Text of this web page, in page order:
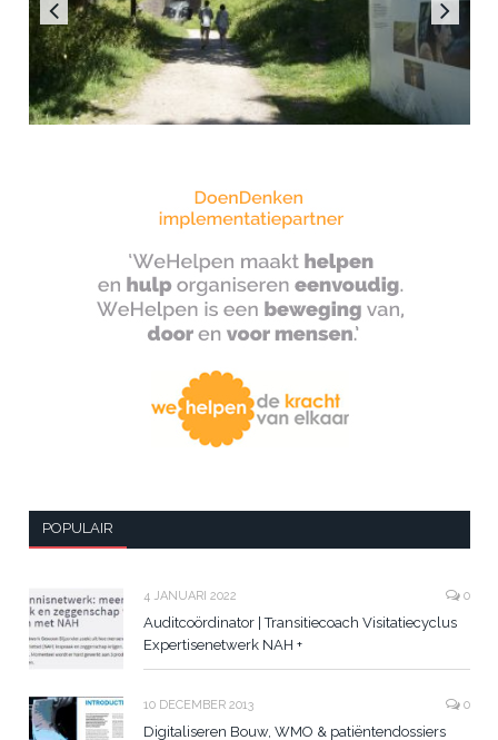
POPULAIR
4 JANUARI 2022 0
Auditcoördinator | Transitiecoach Visitatiecyclus
Expertisenetwerk NAH +
10 DECEMBER 2013 0
Digitaliseren Bouw, WMO & patiëntendossiers